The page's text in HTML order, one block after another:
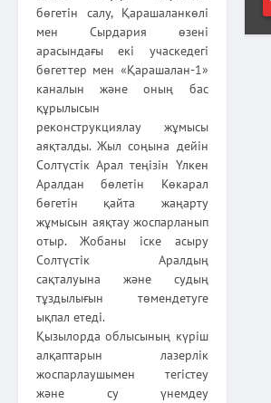
бөгетін салу, Қарашаланкөлі
мен Сырдария өзені
арасындағы екі учаскедегі
бөгеттер мен «Қарашалан-1»
каналын және оның бас
құрылысын
реконструкциялау жұмысы
аяқталды. Жыл соңына дейін
Солтүстік Арал теңізін Үлкен
Аралдан бөлетін Көкарал
бөгетін қайта жаңарту
жұмысын аяқтау жоспарланып
отыр. Жобаны іске асыру
Солтүстік Аралдың
сақталуына және судың
тұздылығын төмендетуге
ықпал етеді.
Қызылорда облысының күріш
алқаптарын лазерлік
жоспарлаушымен тегістеу
және су үнемдеу